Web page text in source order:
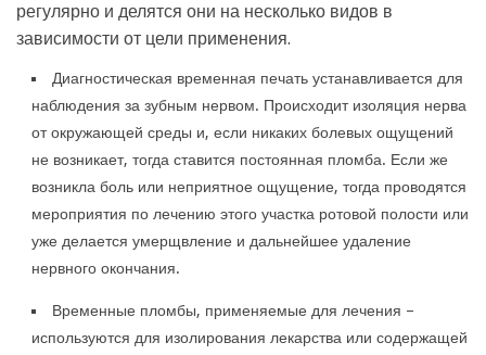
регулярно и делятся они на несколько видов в
зависимости от цели применения.
Диагностическая временная печать устанавливается для
наблюдения за зубным нервом. Происходит изоляция нерва
от окружающей среды и, если никаких болевых ощущений
не возникает, тогда ставится постоянная пломба. Если же
возникла боль или неприятное ощущение, тогда проводятся
мероприятия по лечению этого участка ротовой полости или
уже делается умерщвление и дальнейшее удаление
нервного окончания.
Временные пломбы, применяемые для лечения –
используются для изолирования лекарства или содержащей